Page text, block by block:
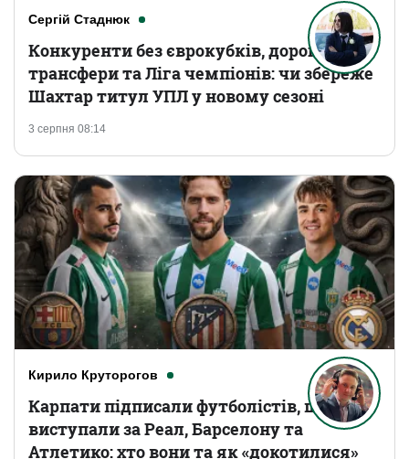
Сергій Стаднюк
3 серпня 08:14
Конкуренти без єврокубків, дорогі
трансфери та Ліга чемпіонів: чи збереже
Шахтар титул УПЛ у новому сезоні
Кирило Круторогов
Карпати підписали футболістів, що
виступали за Реал, Барселону та
Атлетико: хто вони та як «докотилися»